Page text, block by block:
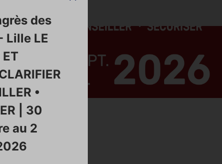
des
Lille LE
ET
•
| 30
au 2